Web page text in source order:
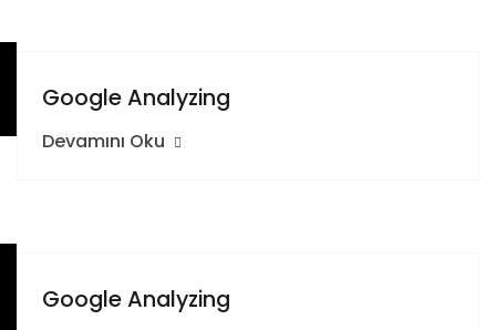
Google Analyzing
Devamını Oku
Google Analyzing